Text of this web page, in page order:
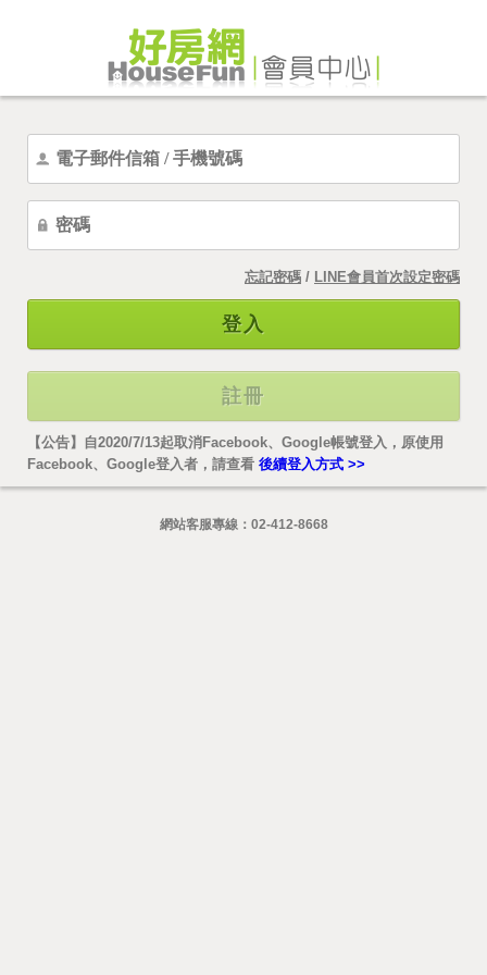
忘記密碼 / LINE會員首次設定密碼
登入
註冊
【公告】自2020/7/13起取消Facebook、Google帳號登入，原使用
Facebook、Google登入者，請查看 後續登入方式 >>
網站客服專線： 02-412-8668